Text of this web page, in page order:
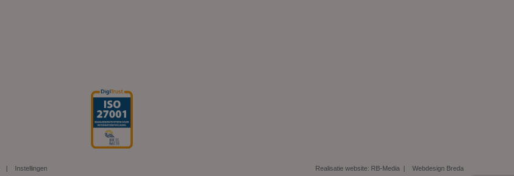
Instellingen Realisatie website: RB-Media Webdesign Breda